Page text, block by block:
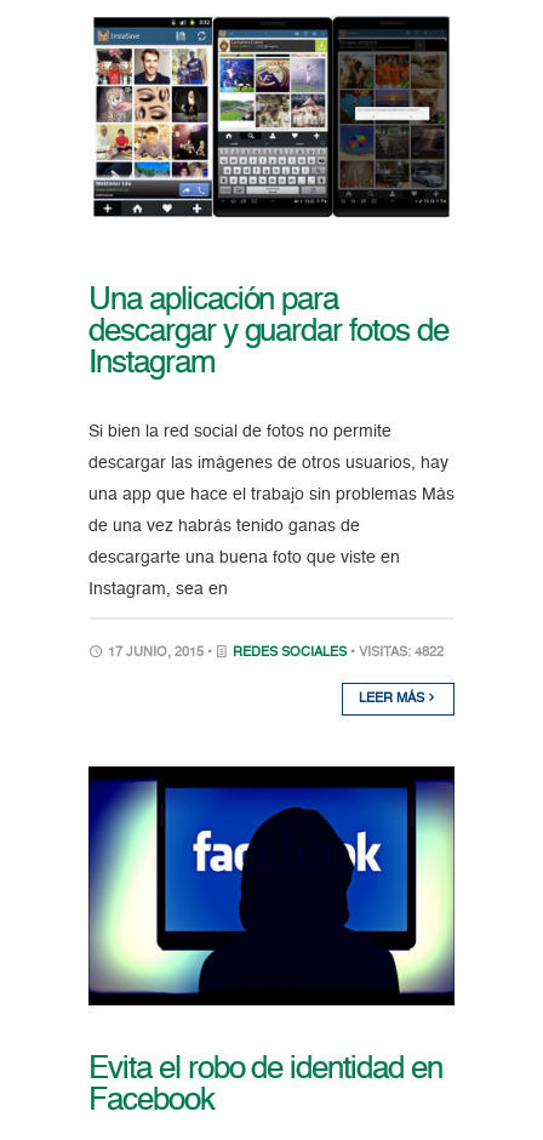
Una aplicación para
descargar y guardar fotos de
Instagram
Si bien la red social de fotos no permite
descargar las imágenes de otros usuarios, hay
una app que hace el trabajo sin problemas Más
de una vez habrás tenido ganas de
descargarte una buena foto que viste en
Instagram, sea en
17 JUNIO, 2015 • REDES SOCIALES • VISITAS: 4822
LEER MÁS
Evita el robo de identidad en
Facebook